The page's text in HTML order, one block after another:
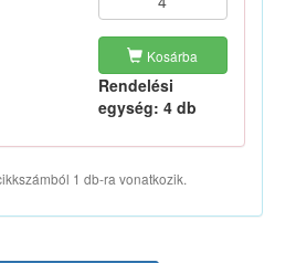
Kosárba
Rendelési
egység: 4 db
1 db-ra vonatkozik.